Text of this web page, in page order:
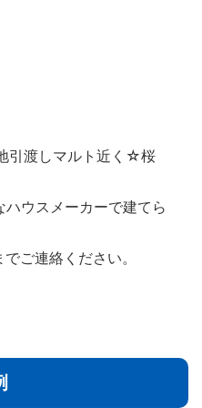
渡しマルト近く☆桜
ウスメーカーで建てら
ご連絡ください。